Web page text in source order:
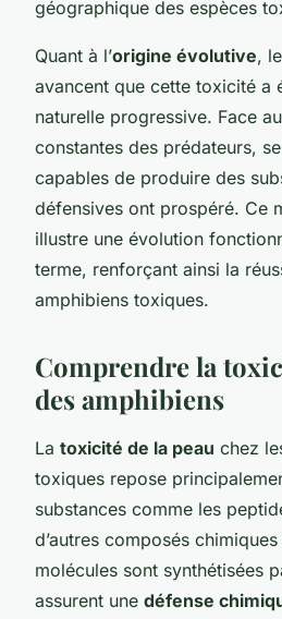
géographique des espèces
Quant à l’origine évolutive,
avancent que cette toxicité a
naturelle progressive. Face
constantes des prédateurs,
capables de produire des
défensives ont prospéré. Ce
illustre une évolution
terme, renforçant ainsi la
amphibiens toxiques.
Comprendre la
des amphibiens
La toxicité de la peau chez
toxiques repose
substances comme les
d’autres composés
molécules sont synthétisées
assurent une défense